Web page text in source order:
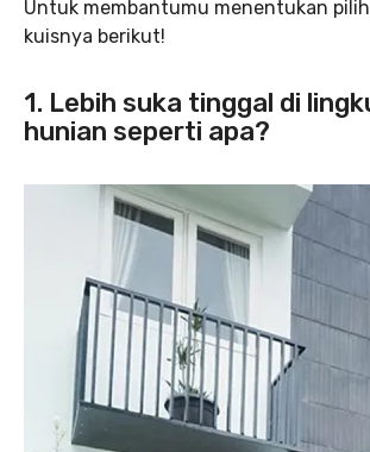
Untuk membantumu menentukan
kuisnya berikut!
1. Lebih suka tinggal di
hunian seperti apa?